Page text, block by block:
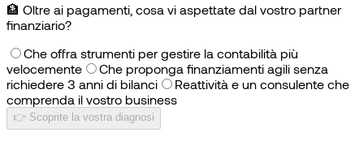
🏦 Oltre ai pagamenti, cosa vi aspettate dal vostro partner
finanziario?
Che offra strumenti per gestire la contabilità più
velocemente
Che proponga finanziamenti agili senza
richiedere 3 anni di bilanci
Reattività e un consulente che
comprenda il vostro business
👉 Scoprite la vostra diagnosi